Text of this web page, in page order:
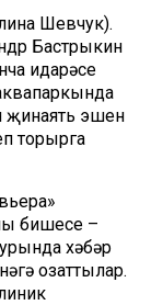
Шевчук).
Бастрыкин
идарәсе
җинаять эшен
торырга
бишесе –
хәбәр
озаттылар.